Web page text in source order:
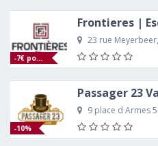
-7€ pour tous !
Frontieres |
23 rue
-10%
Passager 23
9 place d Armes